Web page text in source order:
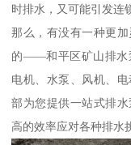
时排水，又可能引发连
那么，有没有一种更
的——和平区矿山排水
电机、水泵、风机、
部为您提供一站式排
高的效率应对各种排水